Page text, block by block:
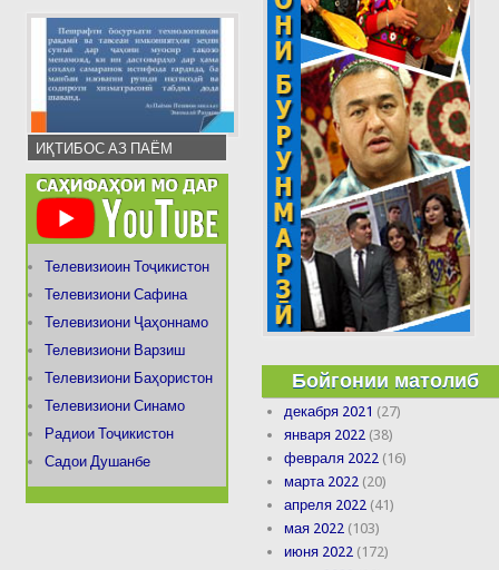
ИҚТИБОС АЗ ПАЁМ
Телевизиоин Тоҷикистон
Телевизиони Сафина
Телевизиони Ҷаҳоннамо
Телевизиони Варзиш
Телевизиони Баҳористон
Телевизиони Синамо
Радиои Тоҷикистон
Садои Душанбе
Бойгонии матолиб
декабря 2021 (27)
января 2022 (38)
февраля 2022 (16)
марта 2022 (20)
апреля 2022 (41)
мая 2022 (103)
июня 2022 (172)